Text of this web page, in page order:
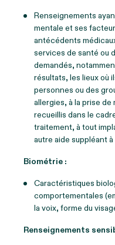
Renseignements
mentale et ses
antécédents
services de santé ou
demandés,
résultats, les lieux où
personnes ou des
allergies, à la prise
recueillis dans le
traitement, à tout
autre aide suppléant
Biométrie :
Caractéristiques
comportementales
la voix, forme du
Renseignements